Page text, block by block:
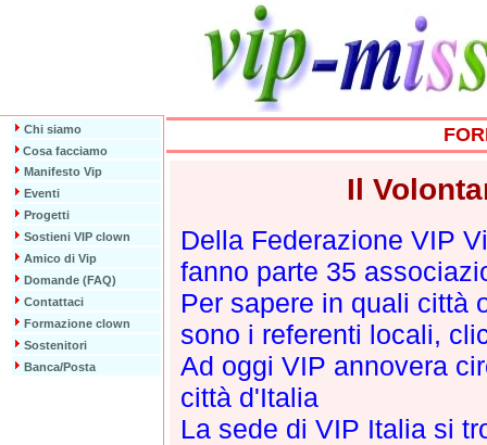
Chi siamo
Cosa facciamo
Manifesto Vip
Eventi
Progetti
Sostieni VIP clown
Amico di Vip
Domande (FAQ)
Contattaci
Formazione clown
Sostenitori
Banca/Posta
Il
Della Federazione VIP
fanno parte 35
Per sapere in quali città
sono i referenti locali,
Ad oggi VIP annovera
città d'Italia
La sede di VIP Italia si